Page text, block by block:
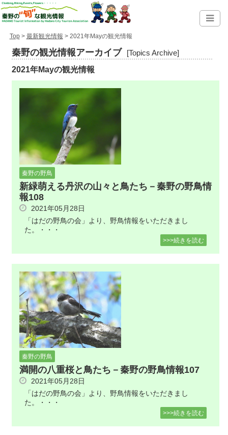
Top> 最新観光情報 > 2021年Mayの観光情報
秦野の観光情報アーカイブ [Topics Archive]
2021年Mayの観光情報
秦野の野鳥
新緑萌える丹沢の山々と鳥たち－秦野の野鳥情
報108
2021年05月28日
「はだの野鳥の会」より、野鳥情報をいただきまし
た。・・・
>>>続きを読む
秦野の野鳥
満開の八重桜と鳥たち－秦野の野鳥情報107
2021年05月28日
「はだの野鳥の会」より、野鳥情報をいただきまし
た。・・・
>>>続きを読む